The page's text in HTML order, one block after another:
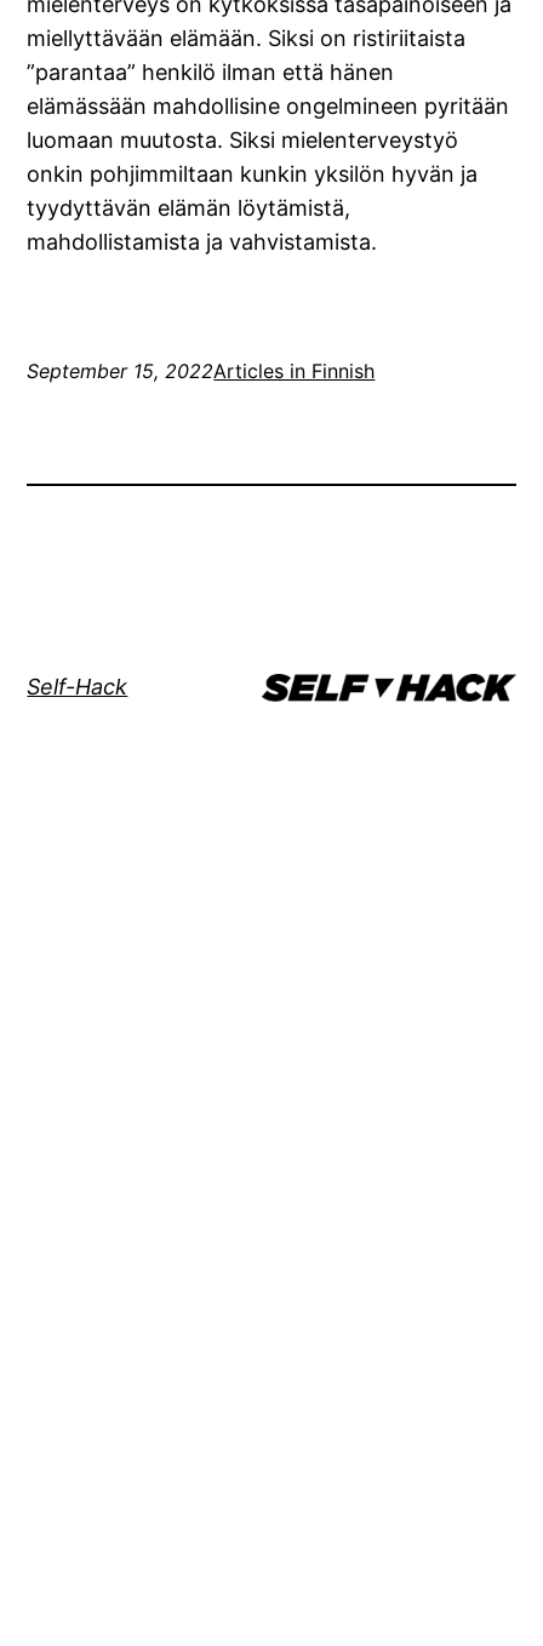
miellyttävään elämään. Siksi on ristiriitaista
”parantaa” henkilö ilman että hänen
elämässään mahdollisine ongelmineen pyritään
luomaan muutosta. Siksi mielenterveystyö
onkin pohjimmiltaan kunkin yksilön hyvän ja
tyydyttävän elämän löytämistä,
mahdollistamista ja vahvistamista.
September 15, 2022Articles in Finnish
Self-Hack